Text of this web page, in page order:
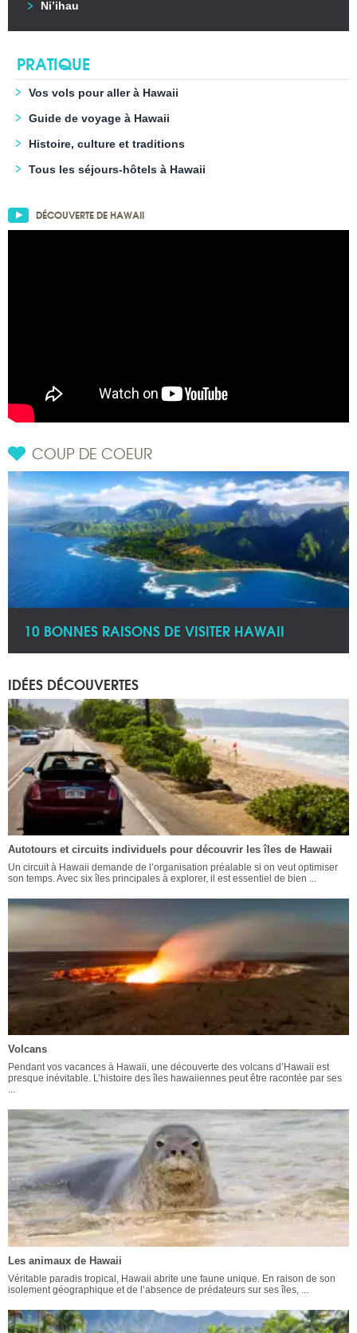
Ni’ihau
PRATIQUE
Vos vols pour aller à Hawaii
Guide de voyage à Hawaii
Histoire, culture et traditions
Tous les séjours-hôtels à Hawaii
DÉCOUVERTE DE HAWAII
COUP DE COEUR
10 BONNES RAISONS DE VISITER HAWAII
IDÉES DÉCOUVERTES
Autotours et circuits individuels pour découvrir les îles de Hawaii
Un circuit à Hawaii demande de l’organisation préalable si on veut optimiser
son temps. Avec six îles principales à explorer, il est essentiel de bien ...
Volcans
Pendant vos vacances à Hawaii, une découverte des volcans d’Hawaii est
presque inévitable. L’histoire des îles hawaiiennes peut être racontée par ses
...
Les animaux de Hawaii
Véritable paradis tropical, Hawaii abrite une faune unique. En raison de son
isolement géographique et de l’absence de prédateurs sur ses îles, ...